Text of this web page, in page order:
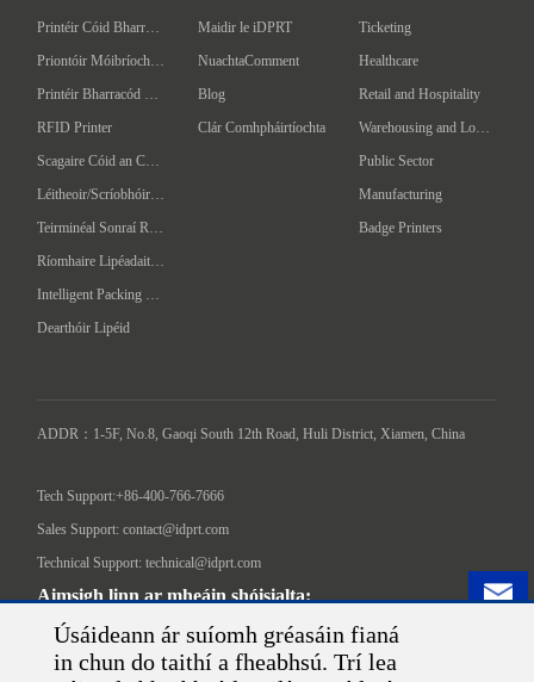
Úsáideann ár suíomh gréasáin fianá
in chun do taithí a fheabhsú. Trí lea
Printéir Cóid Bharra an Deasc
Priontóir Móibríoch Barcóid
Printéir Bharracód Tionsclaíoch
RFID Printer
Scagaire Cóid an Chláir
Léitheoir/Scríobhóir RFID ar láimhéid
Teirminéal Sonraí Ríomhaire Láimhe
Ríomhaire Lipéadaithe Uathoibríoch
Intelligent Packing Machine
Dearthóir Lipéid
Maidir le iDPRT
NuachtaComment
Blog
Clár Comhpháirtíochta
Ticketing
Healthcare
Retail and Hospitality
Warehousing and Logistics
Public Sector
Manufacturing
Badge Printers
ADDR：1-5F, No.8, Gaoqi South 12th Road, Huli District, Xiamen, China
Tech Support:+86-400-766-7666
Sales Support: contact@idprt.com
Technical Support: technical@idprt.com
Aimsigh linn ar mheáin shóisialta: